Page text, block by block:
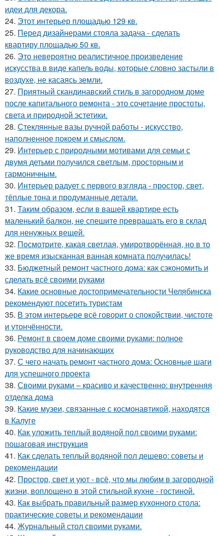
идеи для декора.
24. Этот интерьер площадью 129 кв.
25. Перед дизайнерами стояла задача - сделать
квартиру площадью 50 кв.
26. Это невероятно реалистичное произведение
искусства в виде капель воды, которые словно застыли в
воздухе, не касаясь земли.
27. Приятный скандинавский стиль в загородном доме
после капитального ремонта - это сочетание простоты,
света и природной эстетики.
28. Стеклянные вазы ручной работы - искусство,
наполненное покоем и смыслом.
29. Интерьер с природными мотивами для семьи с
двумя детьми получился светлым, просторным и
гармоничным.
30. Интерьер радует с первого взгляда - простор, свет,
тёплые тона и продуманные детали.
31. Таким образом, если в вашей квартире есть
маленький балкон, не спешите превращать его в склад
для ненужных вещей.
32. Посмотрите, какая светлая, умиротворённая, но в то
же время изысканная ванная комната получилась!
33. Бюджетный ремонт частного дома: как сэкономить и
сделать всё своими руками
34. Какие основные достопримечательности Челябинска
рекомендуют посетить туристам
35. В этом интерьере всё говорит о спокойствии, чистоте
и утончённости.
36. Ремонт в своем доме своими руками: полное
руководство для начинающих
37. С чего начать ремонт частного дома: Основные шаги
для успешного проекта
38. Своими руками – красиво и качественно: внутренняя
отделка дома
39. Какие музеи, связанные с космонавтикой, находятся
в Калуге
40. Как уложить теплый водяной пол своими руками:
пошаговая инструкция
41. Как сделать теплый водяной пол дешево: советы и
рекомендации
42. Простор, свет и уют - всё, что мы любим в загородной
жизни, воплощено в этой стильной кухне - гостиной.
43. Как выбрать правильный размер кухонного стола:
практические советы и рекомендации
44. Журнальный стол своими руками.